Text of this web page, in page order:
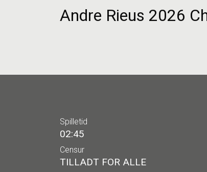
Andre Rieus 2026
Spilletid
02:45
Censur
TILLADT FOR ALLE